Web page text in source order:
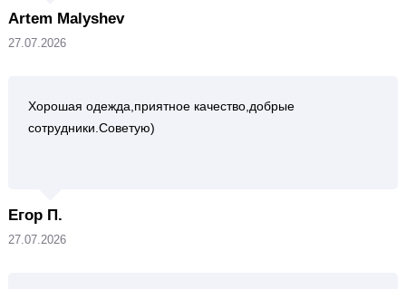
Artem Malyshev
27.07.2026
Хорошая одежда,приятное качество,добрые
сотрудники.Советую)
Егор П.
27.07.2026